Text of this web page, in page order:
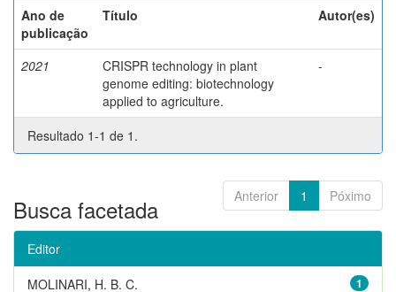
Ano de
publicação
Título Autor(es)
2021
CRISPR technology in plant
genome editing: biotechnology
applied to agriculture.
-
Resultado 1-1 de 1.
Anterior 1 Póximo
Busca facetada
Editor
1
MOLINARI, H. B. C.